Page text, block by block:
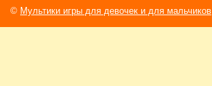
© Мультики игры для девочек и для мальчиков